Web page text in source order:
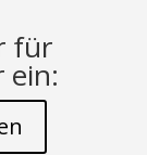
für
ein: